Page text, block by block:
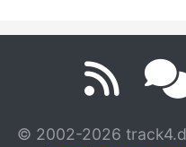
© 2002-2026